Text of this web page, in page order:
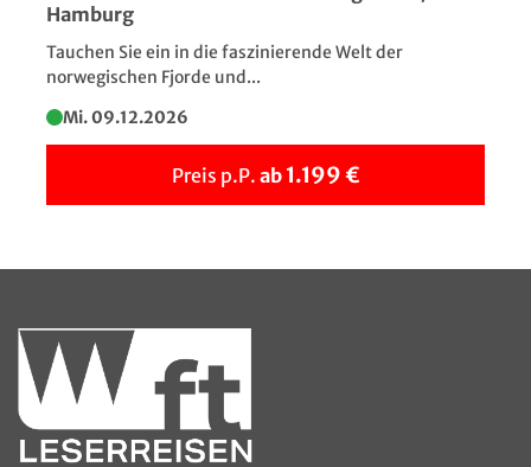
inmitten der natürlichen Schönheit der Makarska Riviera.
Hamburg
Tauchen Sie ein in die faszinierende Welt der
norwegischen Fjorde und...
Mi. 09.12.2026
Preis p.P. ab 1.199 €